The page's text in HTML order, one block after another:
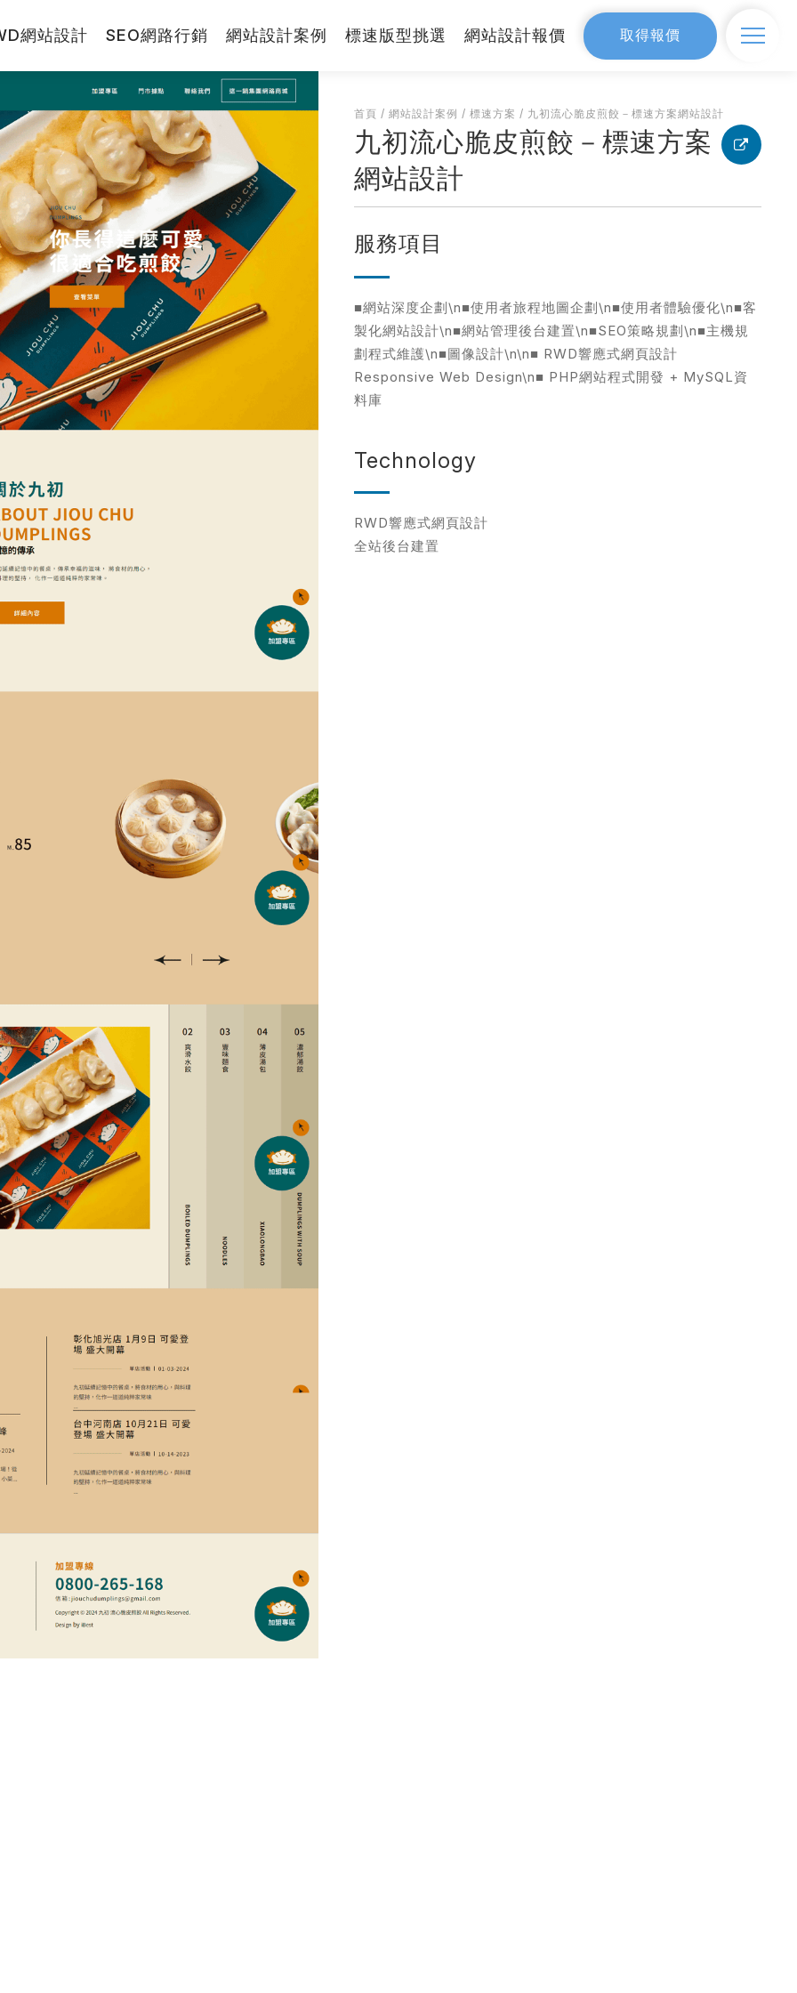
網站設計 SEO網路行銷 網站設計案例 標速版型挑選 網站設計報價 取得報價
首頁 / 網站設計案例 / 標速方案 / 九初流心脆皮煎餃－標速方案網站設計
九初流心脆皮煎餃－標速方案
網站設計
服務項目
■網站深度企劃\n■使用者旅程地圖企劃\n■使用者體驗優化\n■客
製化網站設計\n■網站管理後台建置\n■SEO策略規劃\n■主機規
劃程式維護\n■圖像設計\n\n■ RWD響應式網頁設計
Responsive Web Design\n■ PHP網站程式開發 + MySQL資
料庫
Technology
RWD響應式網頁設計
全站後台建置
先生 小姐
※
RWD網站設計 SEO網路行銷
網站小學堂 網站設計案例
快速架站低成本
打造高轉單行銷利器
網站製作流程
網站設計服務
標速版型挑選
企業網站設計
飯店旅宿網站設計
餐飲網站設計
購物網站設計